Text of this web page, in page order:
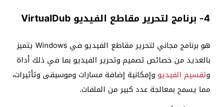
4- برنامج لتحرير مقاطع الفيديو VirtualDub
هو برنامج مجاني لتحرير مقاطع الفيديو في Windows يتميز
بالعديد من خصائص تصميم وتحرير الفيديو بما في ذلك أداة
وتقسيم الفيديو وإمكانية إضافة مسارات وموسيقى وتأثيرات،
مما يسمح بمعالجة عدد كبير من الملفات.